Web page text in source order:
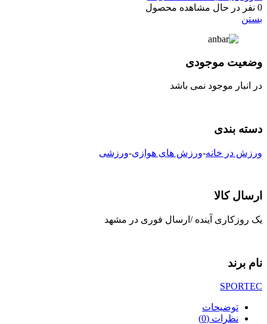
0 نفر در حال مشاهده محصول
بستن
وضعیت موجودی
در انبار موجود نمی باشد
دسته بندی
ورزش در خانه-ورزش های هوازی-ورزشی
ارسال کالا
یک روزکاری آینده /ارسال فوری در مشهد
نام برند
SPORTEC
توضیحات
نظرات (0)